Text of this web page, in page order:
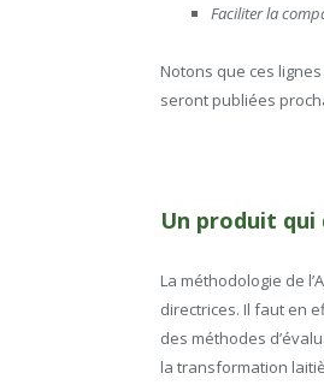
Faciliter la
Notons que ces
seront publiées
Un produit qui
La méthodologie de
directrices. Il faut en
des méthodes
la transformation